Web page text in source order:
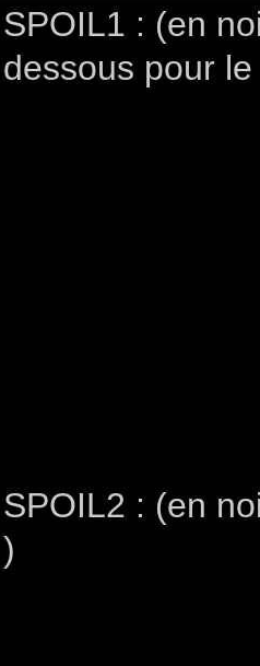
SPOIL1 : (en
dessous pour
SPOIL2 : (en
)